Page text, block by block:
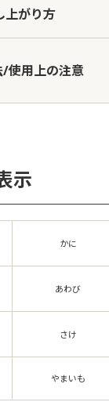
上がり方
使用上の注意
示
かに
あわび
さけ
やまいも